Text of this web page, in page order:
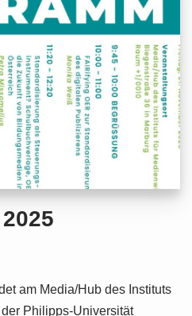
am Media/Hub des Instituts
Philipps-Universität